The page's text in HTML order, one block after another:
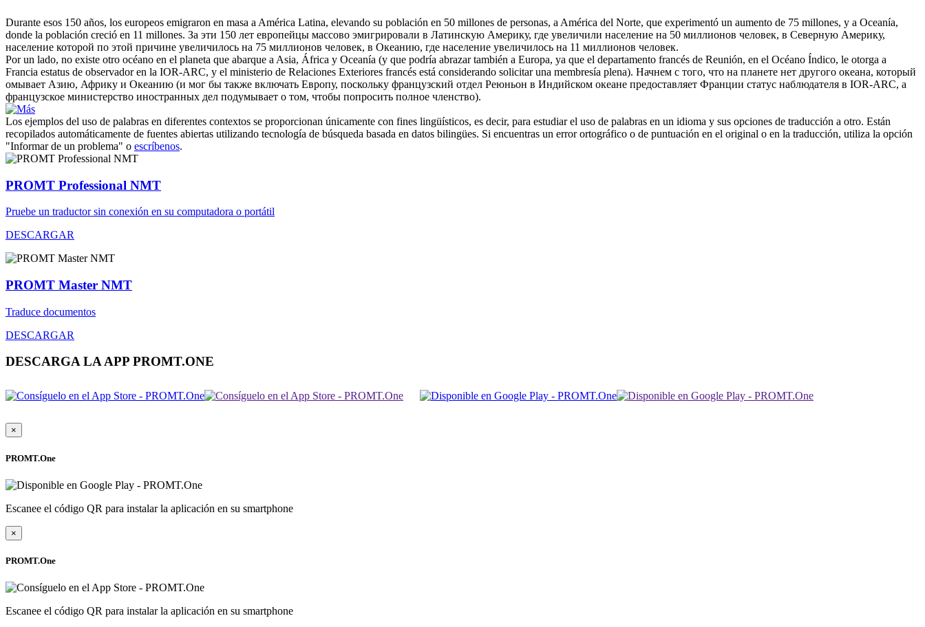
Durante esos 150 años, los europeos emigraron en masa a América Latina, elevando su población en 50 millones de personas, a América del Norte, que experimentó un aumento de 75 millones, y a Oceanía,
donde la población creció en 11 millones. За эти 150 лет европейцы массово эмигрировали в Латинскую Америку, где увеличили население на 50 миллионов человек, в Северную Америку,
население которой по этой причине увеличилось на 75 миллионов человек, в Океанию, где население увеличилось на 11 миллионов человек.
Por un lado, no existe otro océano en el planeta que abarque a Asia, África y Oceanía (y que podría abrazar también a Europa, ya que el departamento francés de Reunión, en el Océano Índico, le otorga a
Francia estatus de observador en la IOR-ARC, y el ministerio de Relaciones Exteriores francés está considerando solicitar una membresía plena). Начнем с того, что на планете нет другого океана, который
омывает Азию, Африку и Океанию (и мог бы также включать Европу, поскольку французский отдел Реюньон в Индийском океане предоставляет Франции статус наблюдателя в IOR-ARC, а
французское министерство иностранных дел подумывает о том, чтобы попросить полное членство).
Los ejemplos del uso de palabras en diferentes contextos se proporcionan únicamente con fines lingüísticos, es decir, para estudiar el uso de palabras en un idioma y sus opciones de traducción a otro. Están
recopilados automáticamente de fuentes abiertas utilizando tecnología de búsqueda basada en datos bilingües. Si encuentras un error ortográfico o de puntuación en el original o en la traducción, utiliza la opción
"Informar de un problema" o escríbenos.
PROMT Professional NMT
Pruebe un traductor sin conexión en su computadora o portátil
DESCARGAR
PROMT Master NMT
Traduce documentos
DESCARGAR
DESCARGA LA APP PROMT.ONE
×
PROMT.One
Escanee el código QR para instalar la aplicación en su smartphone
×
PROMT.One
Escanee el código QR para instalar la aplicación en su smartphone